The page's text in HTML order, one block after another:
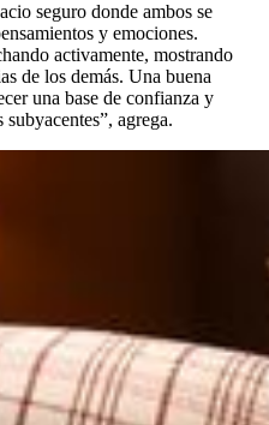
seguro donde ambos se
y emociones.
activamente, mostrando
de los demás. Una buena
una base de confianza y
agrega.